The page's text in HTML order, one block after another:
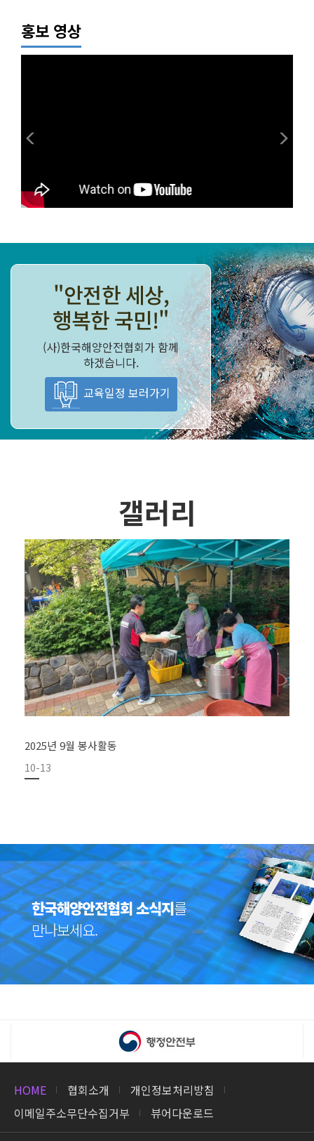
홍보 영상
"안전한 세상,
행복한 국민!"
(사)한국해양안전협회가 함께
하겠습니다.
교육일정 보러가기
갤러리
2025년 9월 봉사활동
10-13
한국해양안전협회소식지를
만나보세요.
HOME 협회소개
개인정보처리방침
이메일주소무단수집거부
뷰어다운로드